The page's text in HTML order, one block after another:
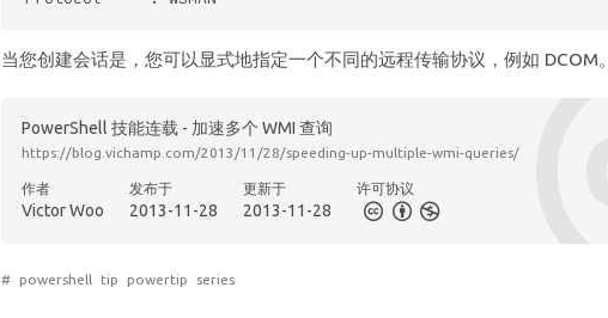
当您创建会话是，您可以显式地指定一个不同的远程传输协议，例如 DCOM。
PowerShell 技能连载 - 加速多个 WMI 查询
https://blog.vichamp.com/2013/11/28/speeding-up-multiple-wmi-queries/
作者
Victor Woo
发布于
2013-11-28
更新于
2013-11-28
许可协议
# powershell tip powertip series